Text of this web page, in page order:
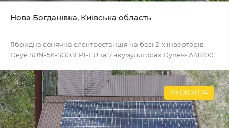
Нова Богданівка, Київська область
Гібридна сонячна електростанція на базі 2-х інверторів
Deye SUN-5K-SG03LP1-EU та 2 акумуляторах Dyness A48100...
29.08.2024